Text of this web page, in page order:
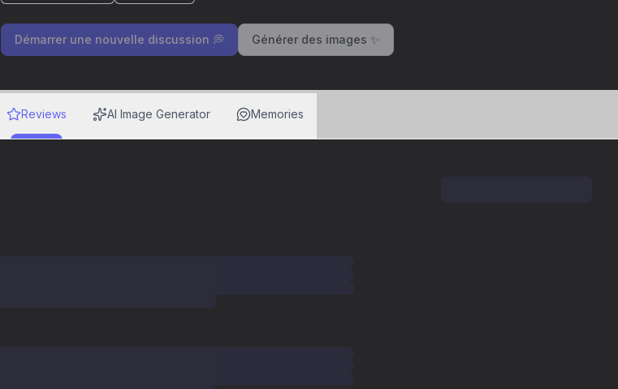
Démarrer une nouvelle discussion 💭 Générer des images ✨
Reviews AI Image Generator Memories